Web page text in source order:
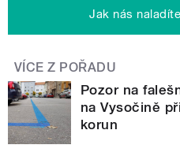
Jak nás
VÍCE Z POŘADU
Pozor na
na Vysočině
korun